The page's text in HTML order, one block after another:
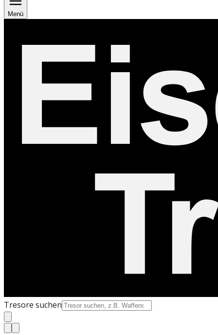
Menü
Tresore suchen